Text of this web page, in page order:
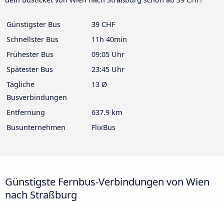
Günstigster Bus
39 CHF
Schnellster Bus
11h 40min
Frühester Bus
09:05 Uhr
Spätester Bus
23:45 Uhr
Tägliche
Busverbindungen
13 Ø
Entfernung
637.9 km
Busunternehmen
FlixBus
Günstigste Fernbus-Verbindungen von Wien
nach Straßburg